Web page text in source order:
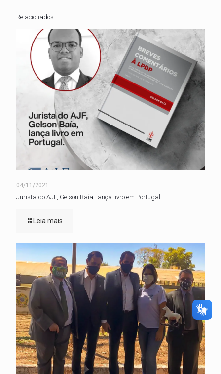
Relacionados
04/11/2021
Jurista do AJF, Gelson Baía, lança livro em Portugal
Leia mais